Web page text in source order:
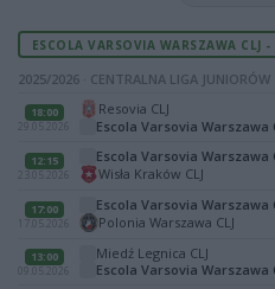
ESCOLA VARSOVIA WARSZAWA CLJ
2025/2026 · CENTRALNA LIGA JUNIORÓW
18:00
29.05.2026
Resovia CLJ
Escola Varsovia Warszawa
12:15
23.05.2026
Escola Varsovia Warszawa
Wisła Kraków CLJ
17:00
17.05.2026
Escola Varsovia Warszawa
Polonia Warszawa CLJ
13:00
09.05.2026
Miedź Legnica CLJ
Escola Varsovia Warszawa